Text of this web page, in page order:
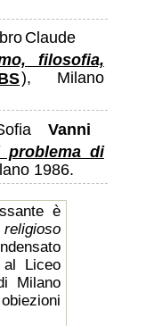
Claude
filosofia,
), Milano
Vanni
di
1986.
è
religioso
Liceo
Milano